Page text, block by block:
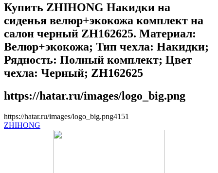
Купить ZHIHONG Накидки на
сиденья велюр+экокожа комплект на
салон черный ZH162625. Материал:
Велюр+экокожа; Тип чехла: Накидки;
Рядность: Полный комплект; Цвет
чехла: Черный; ZH162625
https://hatar.ru/images/logo_big.png
https://hatar.ru/images/logo_big.png41 51
ZHIHONG